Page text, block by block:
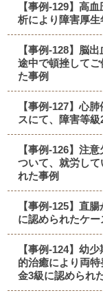
【事例-129】高
析により障害厚
【事例-128】脳
途中で頓挫して
た事例
【事例-127】心
スにて、障害等
【事例-126】注
ついて、就労し
れた事例
【事例-125】直
に認められたケー
【事例-124】幼
的治癒により両
金3級に認められ